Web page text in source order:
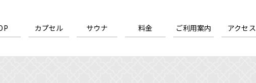
カプセル サウナ 料金 ご利用案内 アクセス